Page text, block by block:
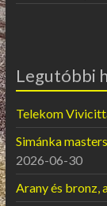
Legutóbbi
Telekom
Simánka
2026-06-30
Arany és bronz,